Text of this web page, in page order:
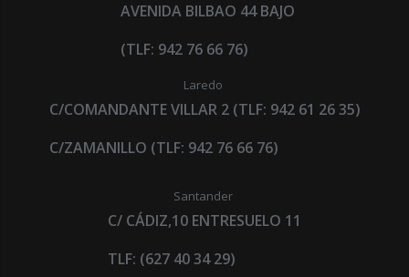
AVENIDA BILBAO 44 BAJO
(TLF: 942 76 66 76)
Laredo
C/COMANDANTE VILLAR 2 (TLF: 942 61 26 35)
C/ZAMANILLO (TLF: 942 76 66 76)
Santander
C/ CÁDIZ,10 ENTRESUELO 11
TLF: (627 40 34 29)